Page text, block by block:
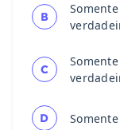
B
C
D